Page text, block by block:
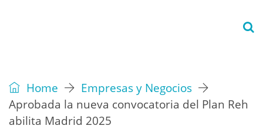
Home
Empresas y Negocios
Aprobada la nueva convocatoria del Plan Reh
abilita Madrid 2025